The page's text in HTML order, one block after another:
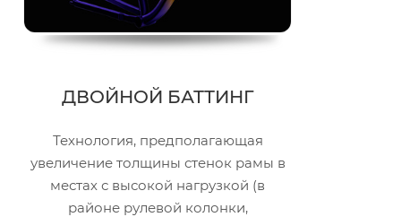
ДВОЙНОЙ БАТТИНГ
Технология, предполагающая
увеличение толщины стенок рамы в
местах с высокой нагрузкой (в
районе рулевой колонки,